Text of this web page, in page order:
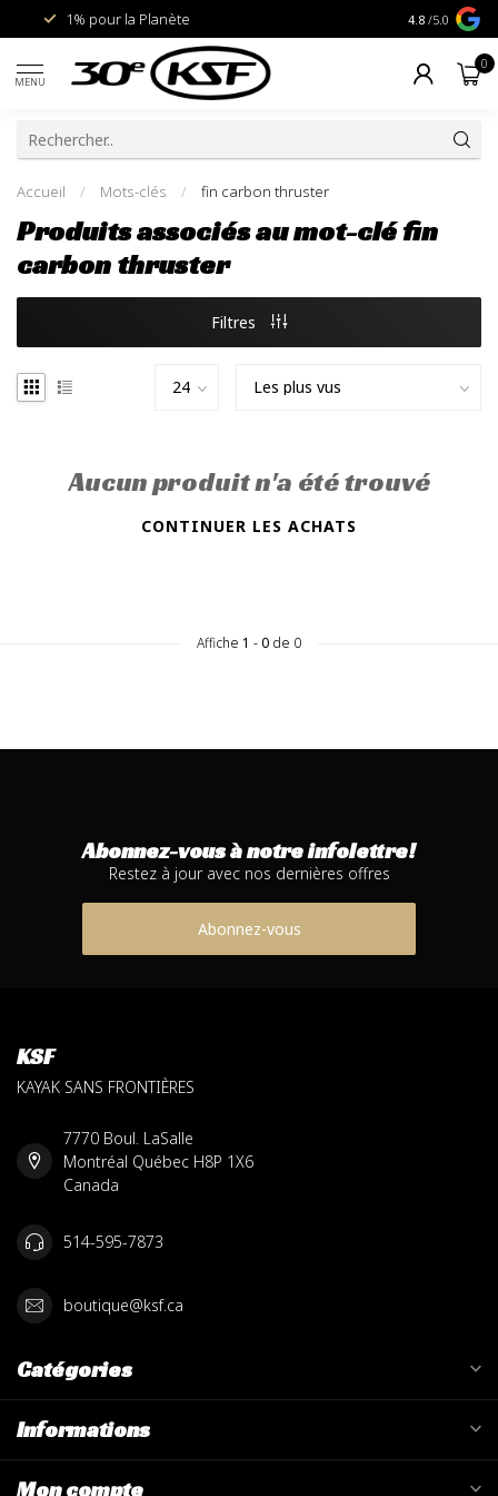
1% pour la Planète Livraison
4.8 /5.0
MENU
0
Accueil / Mots-clés / fin carbon thruster
Produits associés au mot-clé fin
carbon thruster
Filtres
Aucun produit n'a été trouvé
CONTINUER LES ACHATS
Affiche 1 -0 de 0
Abonnez-vous à notre infolettre!
Restez à jour avec nos dernières offres
Abonnez-vous
KSF
KAYAK SANS FRONTIÈRES
7770 Boul. LaSalle
Montréal Québec H8P 1X6
Canada
514-595-7873
boutique@ksf.ca
Catégories
Informations
Mon compte